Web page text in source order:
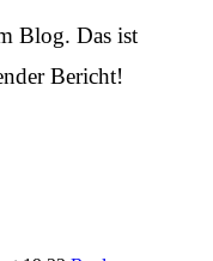
Blog. Das ist
Bericht!